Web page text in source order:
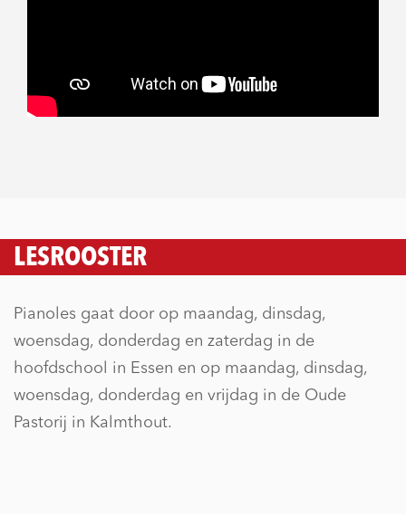
LESROOSTER
Pianoles gaat door op maandag, dinsdag,
woensdag, donderdag en zaterdag in de
hoofdschool in Essen en op maandag, dinsdag,
woensdag, donderdag en vrijdag in de Oude
Pastorij in Kalmthout.